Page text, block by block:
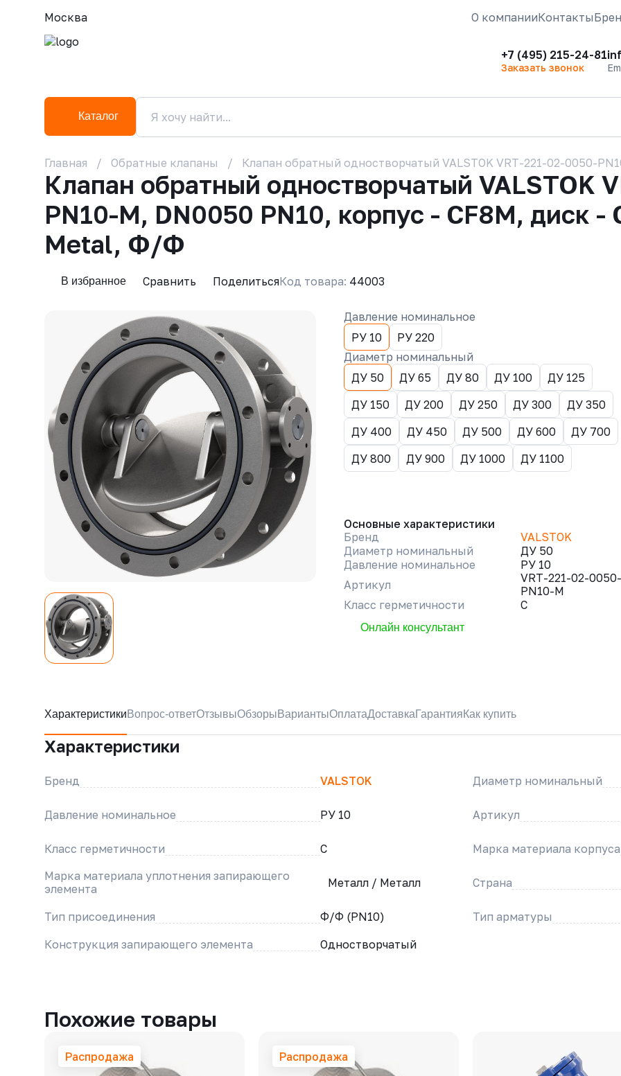
Москва О компанииКонтакты
+7 (495) 215-24-81
Заказать звонок
Каталог
Главная Обратные клапаны Клапан обратный одностворчатый VALSTOK VRT-221-02-0050-
Клапан обратный одностворчатый VALSTOK
PN10-M, DN0050 PN10, корпус - CF8M, диск -
Metal, Ф/Ф
В избранное Сравнить ПоделитьсяКод товара: 44003
Давление номинальное
РУ 10
РУ 220
Диаметр номинальный
ДУ 50
ДУ 65 ДУ 80 ДУ 100
ДУ 125
ДУ 150
ДУ 200 ДУ 250 ДУ 300
ДУ 350
ДУ 400
ДУ 450 ДУ 500 ДУ 600
ДУ 700
ДУ 800
ДУ 900 ДУ 1000 ДУ 1100
Основные характеристики
Бренд
VALSTOK
Диаметр номинальный
ДУ 50
Давление номинальное
РУ 10
Артикул
VRT-221-02-0050-
PN10-M
Класс герметичности
C
Онлайн консультант
Характеристики Вопрос-ответОтзывыОбзоры ВариантыОплатаДоставка Гарантия Как купить
Характеристики
Бренд VALSTOK Диаметр номинальный
Давление номинальное РУ 10 Артикул
Класс герметичности
C Марка материала корпуса
Марка материала уплотнения запирающего
элемента
Металл / Металл Страна
Тип присоединения Ф/Ф (PN10) Тип арматуры
Конструкция запирающего элемента
Одностворчатый
Похожие товары
Распродажа Распродажа